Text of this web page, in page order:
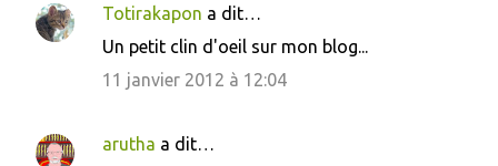
i
Totirakapon a dit…
Un petit clin d'oeil sur mon blog...
11 janvier 2012 à 12:04
arutha a dit…